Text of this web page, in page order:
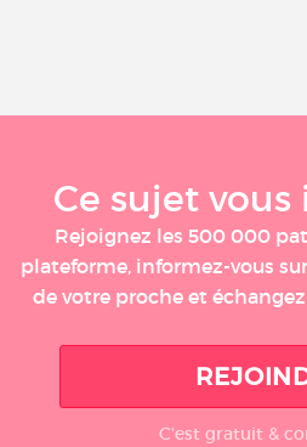
Ce sujet vous
Rejoignez les 500 000
plateforme, informez-vous
de votre proche et
C'est gratuit &